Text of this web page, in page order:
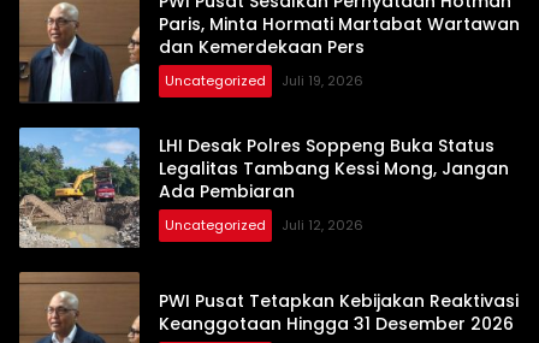
Paris, Minta Hormati Martabat Wartawan
dan Kemerdekaan Pers
Uncategorized Juli 19, 2026
LHI Desak Polres Soppeng Buka Status
Legalitas Tambang Kessi Mong, Jangan
Ada Pembiaran
Uncategorized Juli 12, 2026
PWI Pusat Tetapkan Kebijakan Reaktivasi
Keanggotaan Hingga 31 Desember 2026